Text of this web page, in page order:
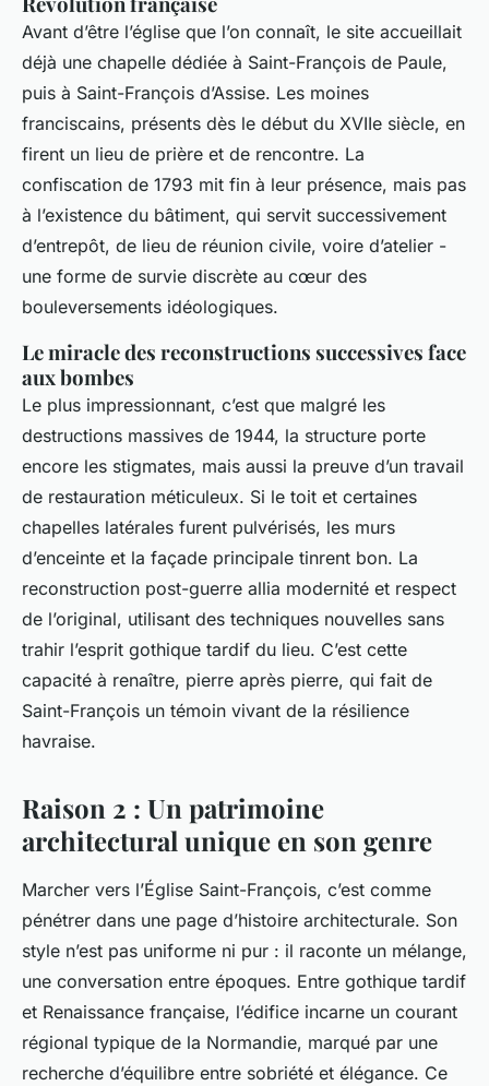
Avant d’être l’église que l’on connaît, le site accueillait
déjà une chapelle dédiée à Saint-François de Paule,
puis à Saint-François d’Assise. Les moines
franciscains, présents dès le début du XVIIe siècle, en
firent un lieu de prière et de rencontre. La
confiscation de 1793 mit fin à leur présence, mais pas
à l’existence du bâtiment, qui servit successivement
d’entrepôt, de lieu de réunion civile, voire d’atelier -
une forme de survie discrète au cœur des
bouleversements idéologiques.
Le miracle des reconstructions successives face
aux bombes
Le plus impressionnant, c’est que malgré les
destructions massives de 1944, la structure porte
encore les stigmates, mais aussi la preuve d’un travail
de restauration méticuleux. Si le toit et certaines
chapelles latérales furent pulvérisés, les murs
d’enceinte et la façade principale tinrent bon. La
reconstruction post-guerre allia modernité et respect
de l’original, utilisant des techniques nouvelles sans
trahir l’esprit gothique tardif du lieu. C’est cette
capacité à renaître, pierre après pierre, qui fait de
Saint-François un témoin vivant de la résilience
havraise.
Raison 2 : Un patrimoine
architectural unique en son genre
Marcher vers l’Église Saint-François, c’est comme
pénétrer dans une page d’histoire architecturale. Son
style n’est pas uniforme ni pur : il raconte un mélange,
une conversation entre époques. Entre gothique tardif
et Renaissance française, l’édifice incarne un courant
régional typique de la Normandie, marqué par une
recherche d’équilibre entre sobriété et élégance. Ce